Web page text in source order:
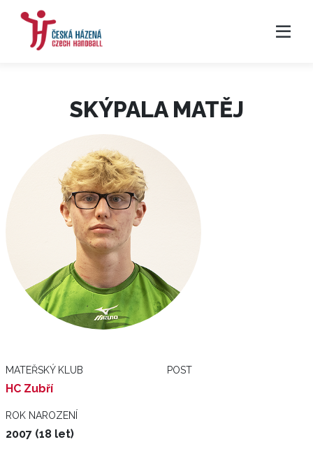
SKÝPALA MATĚJ
MATEŘSKÝ KLUB
HC Zubří
POST
ROK NAROZENÍ
2007 (18 let)